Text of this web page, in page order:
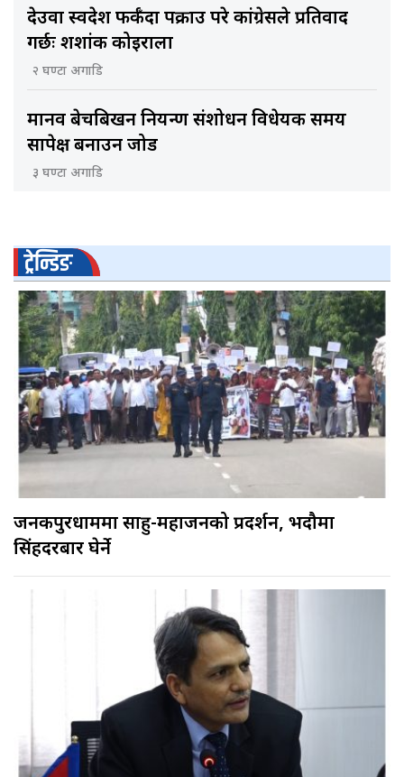
देउवा स्वदेश फर्कँदा पक्राउ परे कांग्रेसले प्रतिवाद
गर्छः शशांक कोइराला
२ घण्टा अगाडि
मानव बेचबिखन नियन्त्रण संशोधन विधेयक समय
सापेक्ष बनाउन जोड
३ घण्टा अगाडि
ट्रेन्डिङ
जनकपुरधाममा साहु-महाजनको प्रदर्शन, भदौमा
सिंहदरबार घेर्ने